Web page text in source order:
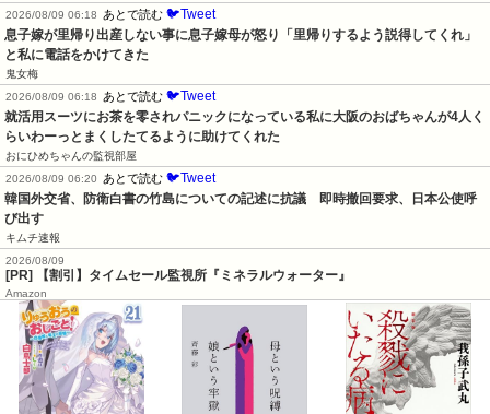
2026/08/09 06:18
あとで読む 🐦Tweet
息子嫁が里帰り出産しない事に息子嫁母が怒り「里帰りするよう説得してくれ」
と私に電話をかけてきた
鬼女梅
2026/08/09 06:18
あとで読む 🐦Tweet
就活用スーツにお茶を零されパニックになっている私に大阪のおばちゃんが4人く
らいわーっとまくしたてるように助けてくれた
おにひめちゃんの監視部屋
2026/08/09 06:20
あとで読む 🐦Tweet
韓国外交省、防衛白書の竹島についての記述に抗議　即時撤回要求、日本公使呼
び出す
キムチ速報
2026/08/09
[PR] 【割引】タイムセール監視所『ミネラルウォーター』
Amazon